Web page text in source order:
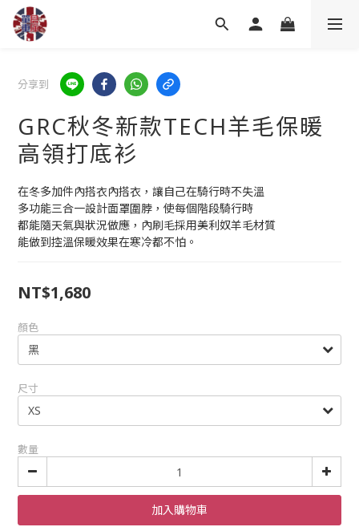
分享到
GRC秋冬新款TECH羊毛保暖
高領打底衫
在冬多加件內搭衣內搭衣，讓自己在騎行時不失溫
多功能三合一設計面罩圍脖，使每個階段騎行時
都能隨天氣與狀況做應，內刷毛採用美利奴羊毛材質
能做到控溫保暖效果在寒冷都不怕。
NT$1,680
顏色
尺寸
數量
加入購物車